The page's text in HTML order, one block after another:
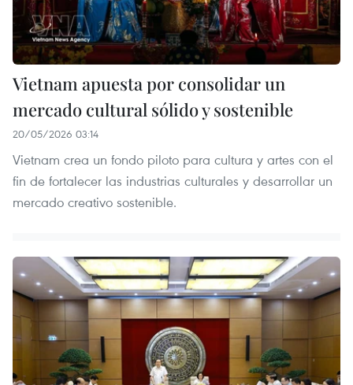
Vietnam apuesta por consolidar un
mercado cultural sólido y sostenible
20/05/2026 03:14
Vietnam crea un fondo piloto para cultura y artes con el
fin de fortalecer las industrias culturales y desarrollar un
mercado creativo sostenible.